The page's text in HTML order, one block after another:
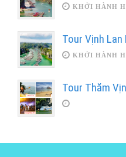
KHỞI HÀNH
Tour Vịnh Lan
KHỞI HÀNH
Tour Thăm